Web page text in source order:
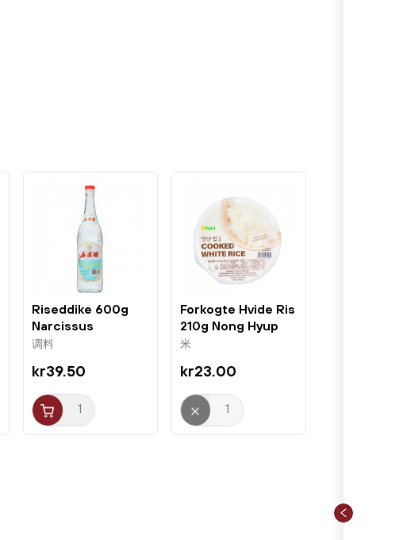
Riseddike 600g
Narcissus
调料
kr39.50
Forkogte Hvide Ris
210g Nong Hyup
米
kr23.00